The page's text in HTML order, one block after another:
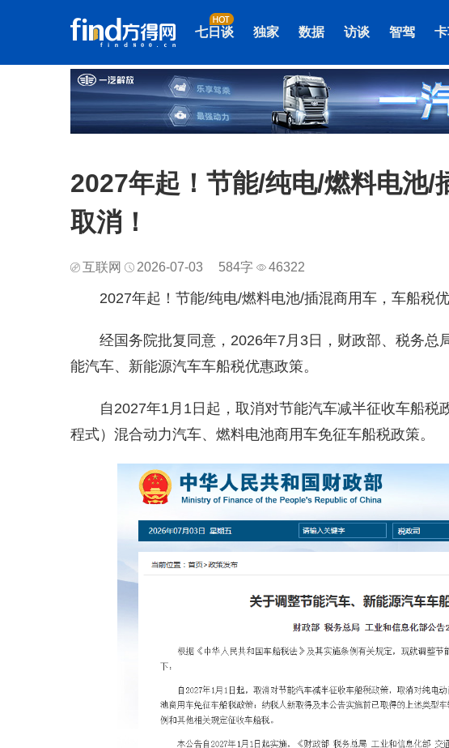
七日谈 独家 数据 访谈 智驾
2027年起！节能/纯电/燃料电池/
取消！
互联网 2026-07-03 584字 46322
2027年起！节能/纯电/燃料电池/插混商用车，车船税优
经国务院批复同意，2026年7月3日，财政部、税务总
能汽车、新能源汽车车船税优惠政策。
自2027年1月1日起，取消对节能汽车减半征收车船税
程式）混合动力汽车、燃料电池商用车免征车船税政策。